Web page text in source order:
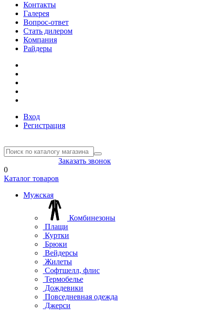
Контакты
Галерея
Вопрос-ответ
Стать дилером
Компания
Райдеры
Вход
Регистрация
Заказать звонок
0
Каталог товаров
Мужская
Комбинезоны
Плащи
Куртки
Брюки
Вейдерсы
Жилеты
Софтшелл, флис
Термобелье
Дождевики
Повседневная одежда
Джерси